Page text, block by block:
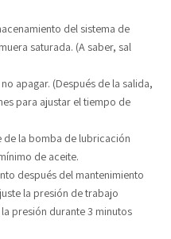
del sistema de
saturada. (A saber, sal
apagar. (Después de la salida,
para ajustar el tiempo de
de la bomba de lubricación
de aceite.
después del mantenimiento
la presión de trabajo
presión durante 3 minutos